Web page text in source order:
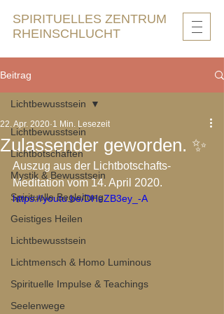
SPIRITUELLES ZENTRUM
RHEINSCHLUCHT
Beitrag
Lichtbewusstsein
Lichtbotschaften
Mystik & Bewusstsein
Spirituelle Begleitung
Geistiges Heilen
Lichtbewusstsein
Lichtmensch & Homo Luminous
Spirituelle Impulse & Teachings
Seelenwege
Lichtbewusstsein
Zulassender geworden. ✨
22. Apr. 2020 1 Min. Lesezeit
Auszug aus der Lichtbotschafts-
Meditation vom 14. April 2020.
https://youtu.be/DHeZB3ey_-A